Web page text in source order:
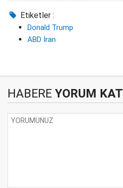
Etiketler :
Donald Trump
ABD İran
HABERE YORUM KAT